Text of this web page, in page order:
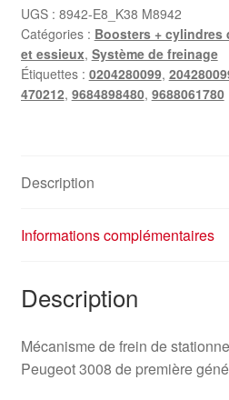
stationnement
électrique
Peugeot
3008
I
UGS : 8942-E8_K38 M8942
Catégories : Boosters + cylindres
et essieux, Système de freinage
Étiquettes : 0204280099,
470212, 9684898480, 9688061780
Description
Informations complémentaires
Description
Mécanisme de frein de
Peugeot 3008 de première